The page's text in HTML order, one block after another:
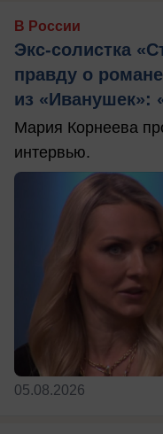
В России
Экс-солистка
правду о
из «Иванушек»:
Мария Корнеева
интервью.
05.08.2026